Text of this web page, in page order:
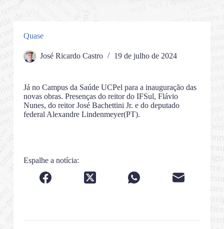
Quase
José Ricardo Castro 19 de julho de 2024
Já no Campus da Saúde UCPel para a inauguração das
novas obras. Presenças do reitor do IFSul, Flávio
Nunes, do reitor José Bachettini Jr. e do deputado
federal Alexandre Lindenmeyer(PT).
Espalhe a notícia: